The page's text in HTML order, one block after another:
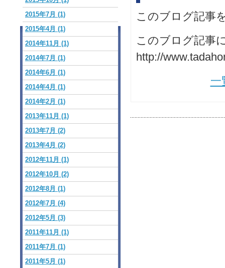
このブログ記事
このブログ記事
http://
一
2015年7月 (1)
2015年4月 (1)
2014年11月 (1)
2014年7月 (1)
2014年6月 (1)
2014年4月 (1)
2014年2月 (1)
2013年11月 (1)
2013年7月 (2)
2013年4月 (2)
2012年11月 (1)
2012年10月 (2)
2012年8月 (1)
2012年7月 (4)
2012年5月 (3)
2011年11月 (1)
2011年7月 (1)
2011年5月 (1)